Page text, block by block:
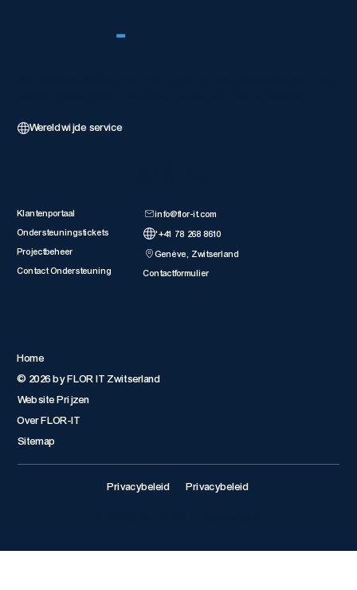
-
Wereldwijde service
Klantenportaal
Ondersteuningstickets
Projectbeheer
Contact Ondersteuning
info@flor-it.com
'+41 78 268 8610
Genève, Zwitserland
Contactformulier
Home
© 2026 by FLOR IT Zwitserland
Website Prijzen
Over FLOR-IT
Sitemap
Privacybeleid Privacybeleid